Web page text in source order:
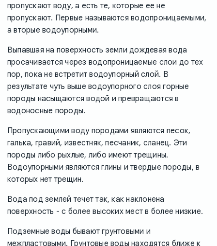
пропускают воду, а есть те, которые ее не
пропускают. Первые называются водопроницаемыми,
а вторые водоупорными.
Выпавшая на поверхность земли дождевая вода
просачивается через водопроницаемые слои до тех
пор, пока не встретит водоупорный слой. В
результате чуть выше водоупорного слоя горные
породы насыщаются водой и превращаются в
водоносные породы.
Пропускающими воду породами являются песок,
галька, гравий, известняк, песчаник, сланец. Эти
породы либо рыхлые, либо имеют трещины.
Водоупорными являются глины и твердые породы, в
которых нет трещин.
Вода под землей течет так, как наклонена
поверхность - с более высоких мест в более низкие.
Подземные воды бывают грунтовыми и
межпластовыми. Грунтовые воды находятся ближе к